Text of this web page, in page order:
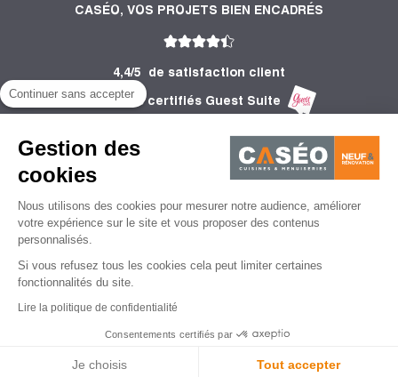
Continuer sans accepter
Gestion des
cookies
Nous utilisons des cookies pour mesurer notre audience, améliorer
votre expérience sur le site et vous proposer des contenus
personnalisés.
Si vous refusez tous les cookies cela peut limiter certaines
fonctionnalités du site.
Lire la politique de confidentialité
Consentements certifiés par
Je choisis Tout accepter
CASÉO, VOS PROJETS BIEN ENCADRÉS
4,4/5
de satisfaction client
2 752 Avis certifiés Guest Suite
INFORMATIONS
CONSEILS
Mentions légales
Politique de protection des données personnelles
© Caséo - 2026 | Agence de création de site web - Lemon Interactive